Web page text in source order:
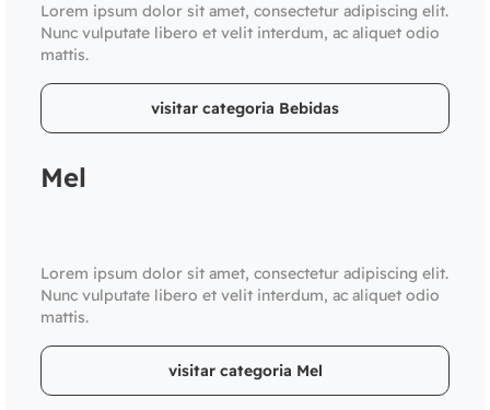
Lorem ipsum dolor sit amet, consectetur adipiscing elit.
Nunc vulputate libero et velit interdum, ac aliquet odio
mattis.
visitar categoria Bebidas
Mel
Lorem ipsum dolor sit amet, consectetur adipiscing elit.
Nunc vulputate libero et velit interdum, ac aliquet odio
mattis.
visitar categoria Mel